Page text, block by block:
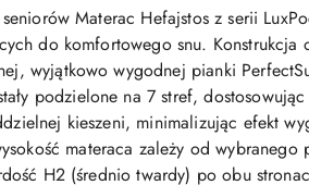
Materac Hefajstos z serii
do komfortowego snu. Konstrukcja
wyjątkowo wygodnej pianki
podzielone na 7 stref,
kieszeni, minimalizując efekt
materaca zależy od
H2 (średnio twardy) po obu